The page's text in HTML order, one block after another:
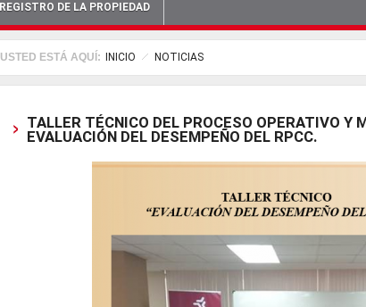
REGISTRO DE LA PROPIEDAD
USTED ESTÁ AQUÍ: INICIO NOTICIAS
TALLER TÉCNICO DEL PROCESO OPERATIVO Y
EVALUACIÓN DEL DESEMPEÑO DEL RPCC.